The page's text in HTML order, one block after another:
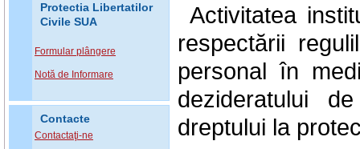
Protectia Libertatilor
Civile SUA
Formular plângere
Notă de Informare
Contacte
Contactaţi-ne
Activitatea
respectării
personal în
dezideratului
dreptului la